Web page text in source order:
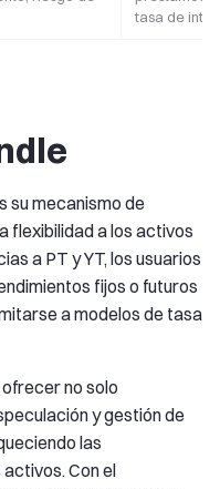
tasa de
su mecanismo de
flexibilidad a los activos
a PT y YT, los usuarios
fijos o futuros
a modelos de tasa
no solo
y gestión de
las
Con el